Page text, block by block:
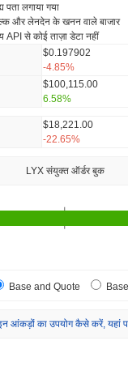
पता लगाया गया
और लेनदेन के खनन वाले बाजार
API से कोई ताज़ा डेटा नहीं
$0.197902
-4.85%
$100,115.00
6.58%
$18,221.00
-22.65%
LYX संयुक्त ऑर्डर बुक
Base and Quote
आंकड़ों का उपयोग कैसे करें, यहां